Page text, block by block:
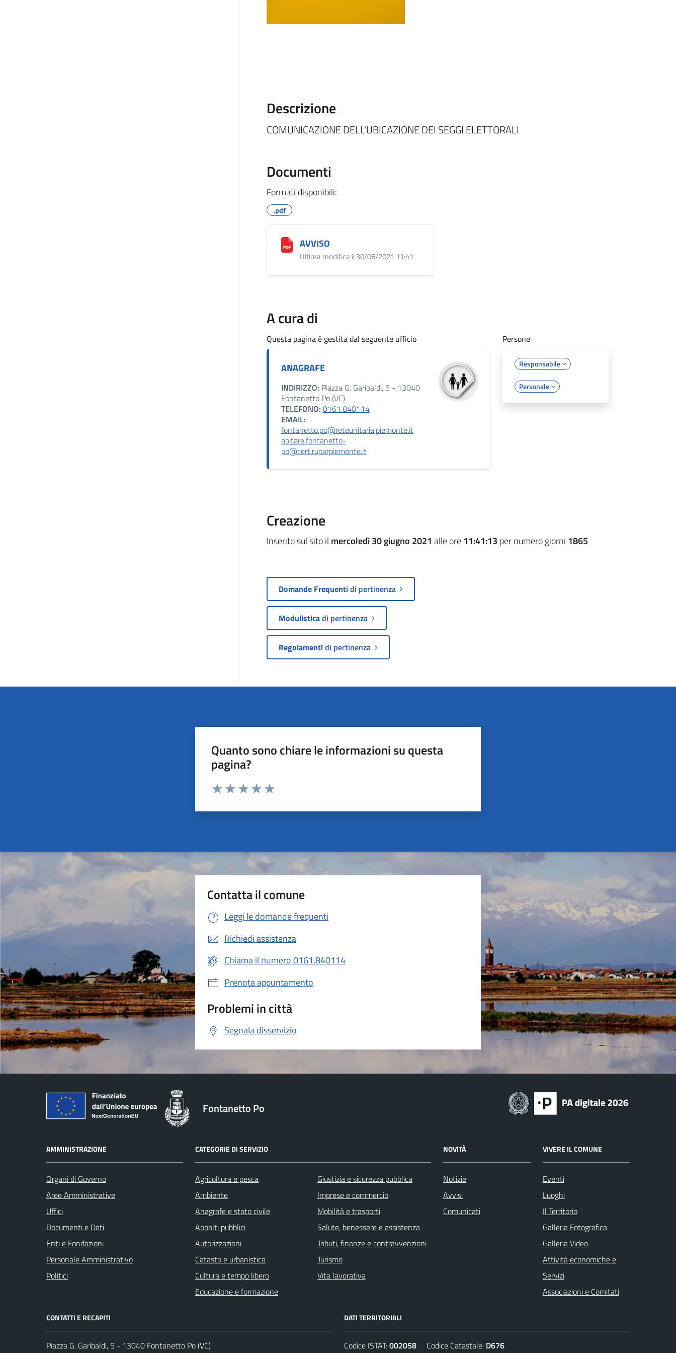
Descrizione
COMUNICAZIONE DELL'UBICAZIONE DEI SEGGI ELETTORALI
Documenti
Formati disponibili:
.pdf
AVVISO
Ultima modifica il 30/06/2021 11:41
A cura di
Questa pagina è gestita dal seguente ufficio
ANAGRAFE
INDIRIZZO: Piazza G. Garibaldi, 5 - 13040
Fontanetto Po (VC)
TELEFONO: 0161.840114
EMAIL:
fontanetto.po@reteunitaria.piemonte.it
abitare.fontanetto-
po@cert.ruparpiemonte.it
Persone
Responsabile
Personale
Creazione
Inserito sul sito il mercoledì 30 giugno 2021 alle ore11:41:13 per numero giorni 1865
Domande Frequentidi pertinenza
Modulisticadi pertinenza
Regolamentidi pertinenza
Quanto sono chiare le informazioni su questa
pagina?
Valuta da 1 a 5 stelle la pagina
Contatta il comune
Leggi le domande frequenti
Richiedi assistenza
Chiama il numero 0161.840114
Prenota appuntamento
Problemi in città
Segnala disservizio
Fontanetto Po
AMMINISTRAZIONE
Organi di Governo
Aree Amministrative
Uffici
Documenti e Dati
Enti e Fondazioni
Personale Amministrativo
Politici
CATEGORIE DI SERVIZIO
Agricoltura e pesca
Ambiente
Anagrafe e stato civile
Appalti pubblici
Autorizzazioni
Catasto e urbanistica
Cultura e tempo libero
Educazione e formazione
Giustizia e sicurezza pubblica
Imprese e commercio
Mobilità e trasporti
Salute, benessere e assistenza
Tributi, finanze e contravvenzioni
Turismo
Vita lavorativa
NOVITÀ
Notizie
Avvisi
Comunicati
VIVERE IL COMUNE
Eventi
Luoghi
Il Territorio
Galleria Fotografica
Galleria Video
Attività economiche e
Servizi
Associazioni e Comitati
CONTATTI E RECAPITI
Piazza G. Garibaldi, 5 - 13040 Fontanetto Po (VC)
DATI TERRITORIALI
Codice ISTAT:002058 Codice Catastale: D676